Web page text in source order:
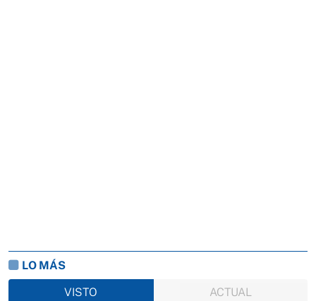
LO MÁS
VISTO
ACTUAL